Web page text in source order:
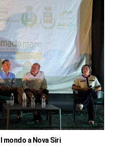
a Nova Siri